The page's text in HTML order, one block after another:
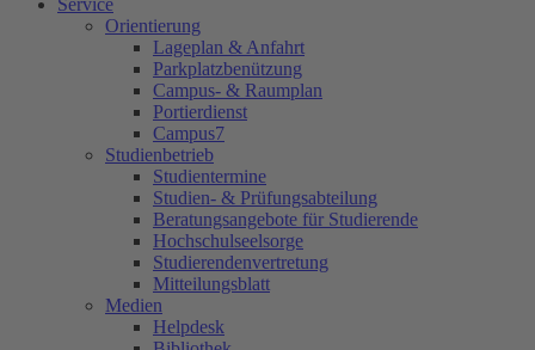
Service
Orientierung
Lageplan & Anfahrt
Parkplatzbenützung
Campus- & Raumplan
Portierdienst
Campus7
Studienbetrieb
Studientermine
Studien- & Prüfungsabteilung
Beratungsangebote für Studierende
Hochschulseelsorge
Studierendenvertretung
Mitteilungsblatt
Medien
Helpdesk